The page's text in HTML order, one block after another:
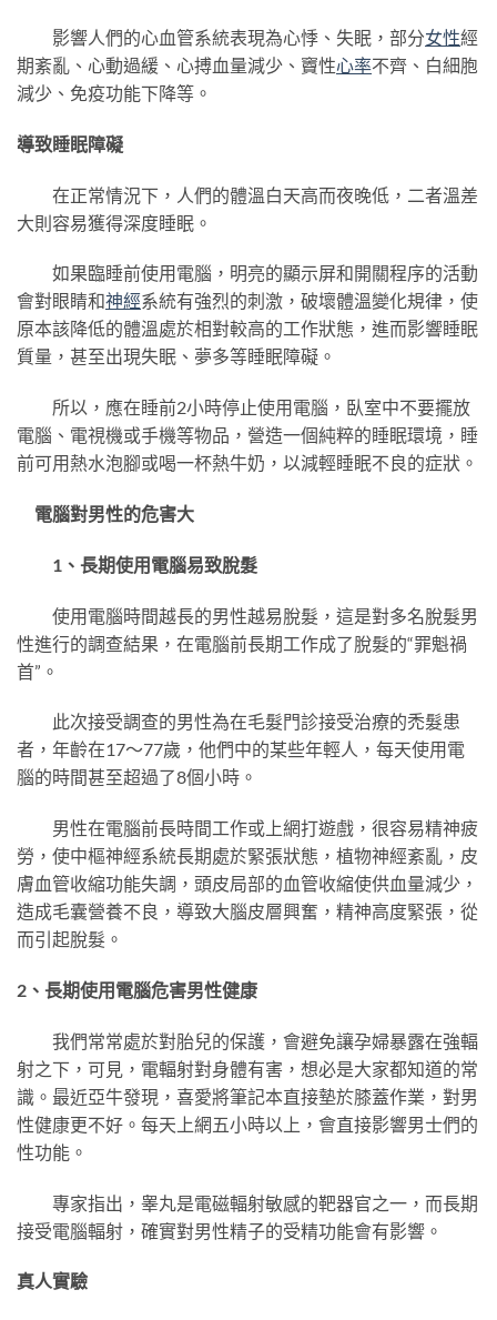
影響人們的心血管系統表現為心悸、失眠，部分女性經
期紊亂、心動過緩、心搏血量減少、竇性心率不齊、白細胞
減少、免疫功能下降等。
導致睡眠障礙
在正常情況下，人們的體溫白天高而夜晚低，二者溫差
大則容易獲得深度睡眠。
如果臨睡前使用電腦，明亮的顯示屏和開關程序的活動
會對眼睛和神經系統有強烈的刺激，破壞體溫變化規律，使
原本該降低的體溫處於相對較高的工作狀態，進而影響睡眠
質量，甚至出現失眠、夢多等睡眠障礙。
所以，應在睡前2小時停止使用電腦，臥室中不要擺放
電腦、電視機或手機等物品，營造一個純粹的睡眠環境，睡
前可用熱水泡腳或喝一杯熱牛奶，以減輕睡眠不良的症狀。
電腦對男性的危害大
1、長期使用電腦易致脫髮
使用電腦時間越長的男性越易脫髮，這是對多名脫髮男
性進行的調查結果，在電腦前長期工作成了脫髮的“罪魁禍
首”。
此次接受調查的男性為在毛髮門診接受治療的禿髮患
者，年齡在17～77歲，他們中的某些年輕人，每天使用電
腦的時間甚至超過了8個小時。
男性在電腦前長時間工作或上網打遊戲，很容易精神疲
勞，使中樞神經系統長期處於緊張狀態，植物神經紊亂，皮
膚血管收縮功能失調，頭皮局部的血管收縮使供血量減少，
造成毛囊營養不良，導致大腦皮層興奮，精神高度緊張，從
而引起脫髮。
2、長期使用電腦危害男性健康
我們常常處於對胎兒的保護，會避免讓孕婦暴露在強輻
射之下，可見，電輻射對身體有害，想必是大家都知道的常
識。最近亞牛發現，喜愛將筆記本直接墊於膝蓋作業，對男
性健康更不好。每天上網五小時以上，會直接影響男士們的
性功能。
專家指出，睾丸是電磁輻射敏感的靶器官之一，而長期
接受電腦輻射，確實對男性精子的受精功能會有影響。
真人實驗